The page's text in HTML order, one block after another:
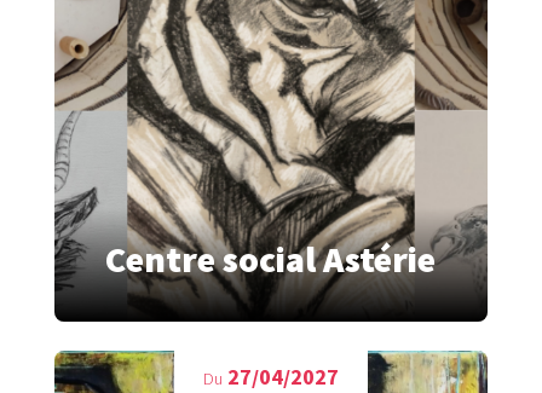
Centre social Astérie
Du 27/04/2027